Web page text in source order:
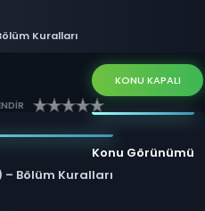
Kuralları
KONU KAPALI
Konu Görünümü
Bölüm Kuralları